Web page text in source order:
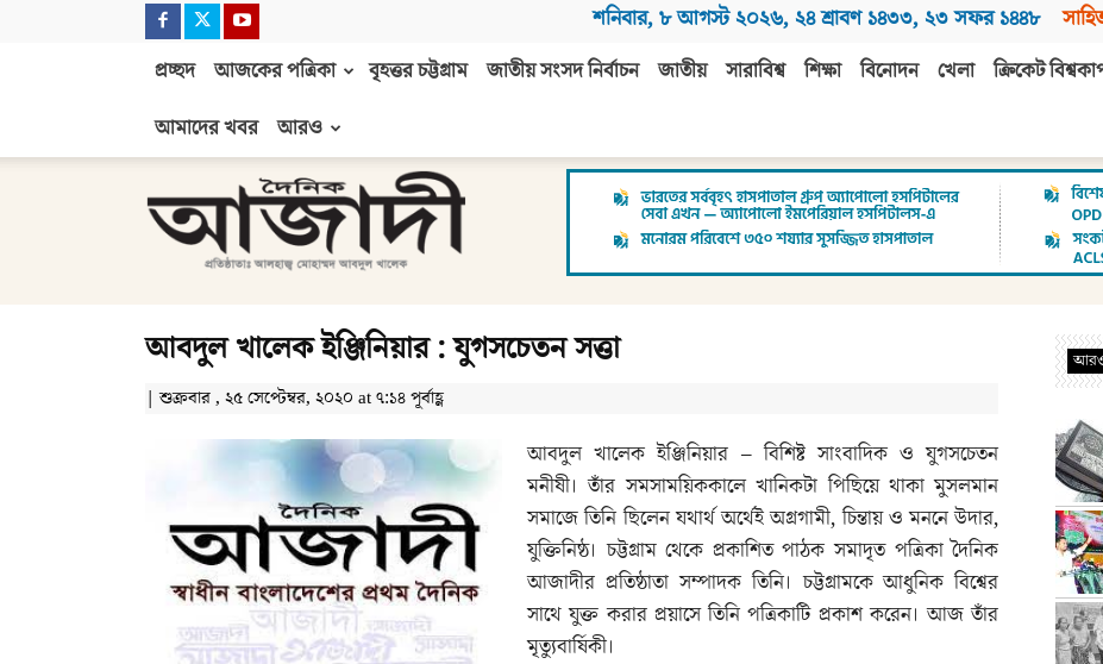
শনিবার, ৮ আগস্ট ২০২৬, ২৪ শ্রাবণ ১৪৩৩, ২৩ সফর ১৪৪৮
প্রচ্ছদ আজকের পত্রিকা বৃহত্তর চট্টগ্রাম জাতীয় সংসদ নির্বাচন জাতীয় সারাবিশ্ব শিক্ষা বিনোদন খেলা ক্রিকেট
আমাদের খবর
আরও
আজাদী
আবদুল খালেক ইঞ্জিনিয়ার : যুগসচেতন সত্তা
| শুক্রবার , ২৫ সেপ্টেম্বর, ২০২০ at ৭:১৪ পূর্বাহ্ণ
আবদুল খালেক ইঞ্জিনিয়ার – বিশিষ্ট সাংবাদিক ও যুগসচেতন
মনীষী। তাঁর সমসাময়িককালে খানিকটা পিছিয়ে থাকা মুসলমান
সমাজে তিনি ছিলেন যথার্থ অর্থেই অগ্রগামী, চিন্তায় ও মননে উদার,
যুক্তিনিষ্ঠ। চট্টগ্রাম থেকে প্রকাশিত পাঠক সমাদৃত পত্রিকা দৈনিক
আজাদীর প্রতিষ্ঠাতা সম্পাদক তিনি। চট্টগ্রামকে আধুনিক বিশ্বের
সাথে যুক্ত করার প্রয়াসে তিনি পত্রিকাটি প্রকাশ করেন। আজ তাঁর
মৃত্যুবার্ষিকী।